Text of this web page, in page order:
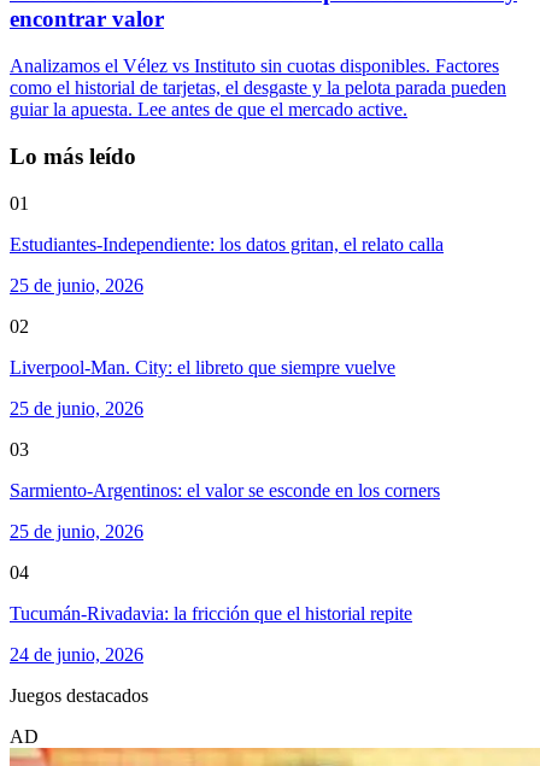
encontrar valor
Analizamos el Vélez vs Instituto sin cuotas disponibles. Factores
como el historial de tarjetas, el desgaste y la pelota parada pueden
guiar la apuesta. Lee antes de que el mercado active.
Lo más leído
01
Estudiantes-Independiente: los datos gritan, el relato calla
25 de junio, 2026
02
Liverpool-Man. City: el libreto que siempre vuelve
25 de junio, 2026
03
Sarmiento-Argentinos: el valor se esconde en los corners
25 de junio, 2026
04
Tucumán-Rivadavia: la fricción que el historial repite
24 de junio, 2026
Juegos destacados
AD